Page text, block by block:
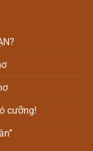
cưỡng!